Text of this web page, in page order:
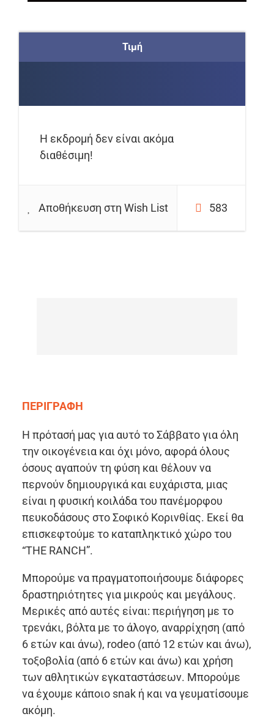
Τιμή
Η εκδρομή δεν είναι ακόμα
διαθέσιμη!
Αποθήκευση στη Wish List 583
ΠΕΡΙΓΡΑΦΗ
Η πρότασή μας για αυτό το Σάββατο για όλη
την οικογένεια και όχι μόνο, αφορά όλους
όσους αγαπούν τη φύση και θέλουν να
περνούν δημιουργικά και ευχάριστα, μιας
είναι η φυσική κοιλάδα του πανέμορφου
πευκοδάσους στο Σοφικό Κορινθίας. Εκεί θα
επισκεφτούμε το καταπληκτικό χώρο του
“THE RANCH”.
Μπορούμε να πραγματοποιήσουμε διάφορες
δραστηριότητες για μικρούς και μεγάλους.
Μερικές από αυτές είναι: περιήγηση με το
τρενάκι, βόλτα με το άλογο, αναρρίχηση (από
6 ετών και άνω), rodeo (από 12 ετών και άνω),
τοξοβολία (από 6 ετών και άνω) και χρήση
των αθλητικών εγκαταστάσεων. Μπορούμε
να έχουμε κάποιο snak ή και να γευματίσουμε
ακόμη.